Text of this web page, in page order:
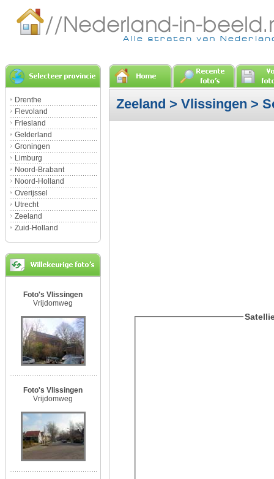
Drenthe
Flevoland
Friesland
Gelderland
Groningen
Limburg
Noord-Brabant
Noord-Holland
Overijssel
Utrecht
Zeeland
Zuid-Holland
Foto's Vlissingen
Vrijdomweg
Foto's Vlissingen
Vrijdomweg
Zeeland > Vlissingen >